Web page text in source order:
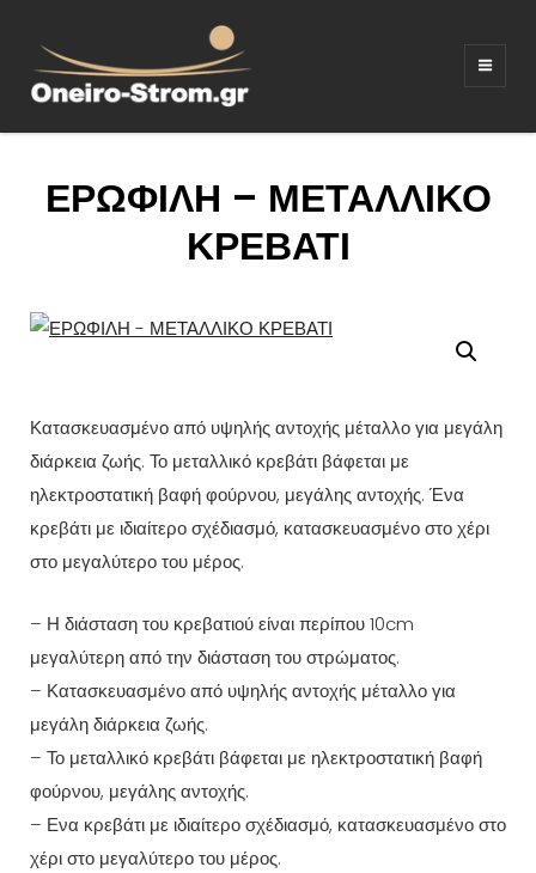
ΚΡΕΒΑΤΙΑ –
ΚΑΝΑΠΕΔΕΣ
ΕΡΩΦΙΛΗ – ΜΕΤΑΛΛΙΚΟ
ΚΡΕΒΑΤΙ
Κατασκευασμένο από υψηλής αντοχής μέταλλο για μεγάλη
διάρκεια ζωής. Το μεταλλικό κρεβάτι βάφεται με
ηλεκτροστατική βαφή φούρνου, μεγάλης αντοχής. Ένα
κρεβάτι με ιδιαίτερο σχέδιασμό, κατασκευασμένο στο χέρι
στο μεγαλύτερο του μέρος.
– Η διάσταση του κρεβατιού είναι περίπου 10cm
μεγαλύτερη από την διάσταση του στρώματος.
– Κατασκευασμένο από υψηλής αντοχής μέταλλο για
μεγάλη διάρκεια ζωής.
– Το μεταλλικό κρεβάτι βάφεται με ηλεκτροστατική βαφή
φούρνου, μεγάλης αντοχής.
– Ενα κρεβάτι με ιδιαίτερο σχέδιασμό, κατασκευασμένο στο
χέρι στο μεγαλύτερο του μέρος.